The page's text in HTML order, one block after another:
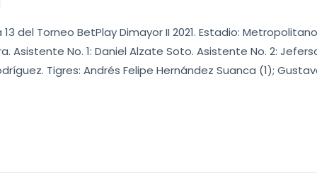
del Torneo BetPlay Dimayor II 2021. Estadio:
Asistente No. 1: Daniel Alzate Soto. Asistente No. 2:
Tigres: Andrés Felipe Hernández Suanca (1);